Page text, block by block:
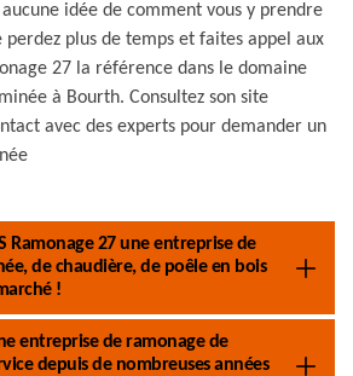
aucune idée de comment vous y prendre
plus de temps et faites appel aux
27 la référence dans le domaine
à Bourth. Consultez son site
avec des experts pour demander un
Ramonage 27 une entreprise de
de chaudière, de poêle en bois
!
entreprise de ramonage de
depuis de nombreuses années